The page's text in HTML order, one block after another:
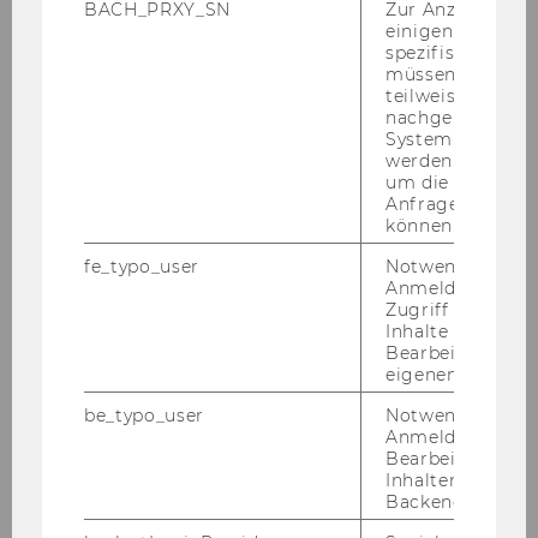
Research & Policy Seminar:
Regulatory Economics (Prof. Klaus
Internetinfrastrukturen (Dr. Wolfgang
Briglauer, No. 39505, University of
Passau
Winter Term
Specialisation: Regulatory Economics
Research & Policy Seminar:
BACH_PRXY_SN
Zur Anzeige von
einigen WU-
spezifischen
müssen
teilweise von
nachgelagerten
System
werden.
um die Antwort
Anfrage
können.
fe_typo_user
Notwendig für
Anmeldung und
Zugriff auf
Inhalte oder zur
Bearbeitung des
eigenen Profils.
be_typo_user
Notwendig für
Anmeldung und
Bearbeitung von
Inhalten im
Backend.